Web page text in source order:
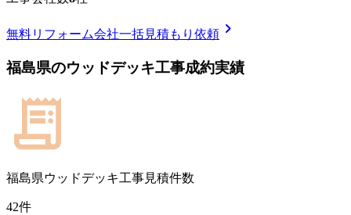
無料リフォーム会社一括見積もり依頼 chevron_right
福島県のウッドデッキ工事成約実績
福島県ウッドデッキ工事見積件数
42件